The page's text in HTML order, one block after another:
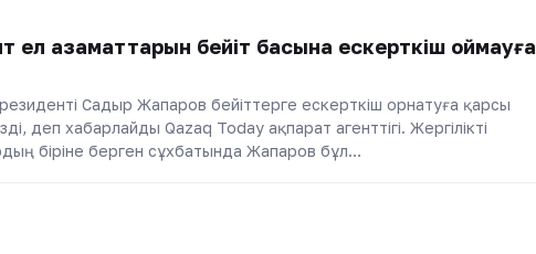
ел азаматтарын бейіт басына ескерткіш қоймауға
Садыр Жапаров бейіттерге ескерткіш орнатуға қарсы
деп хабарлайды Qazaq Today ақпарат агенттігі. Жергілікті
біріне берген сұхбатында Жапаров бұл…